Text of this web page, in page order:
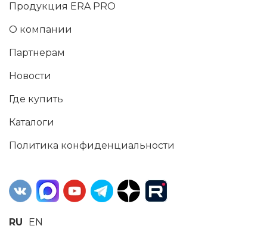
Продукция ERA PRO
О компании
Партнерам
Новости
Где купить
Каталоги
Политика конфиденциальности
RU EN